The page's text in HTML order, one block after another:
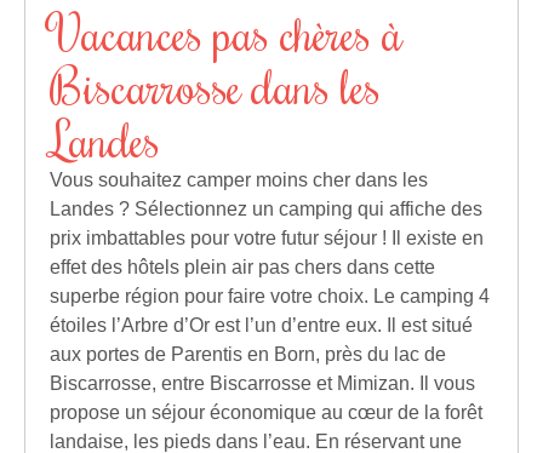
Vacances pas chères à
Biscarrosse dans les
Landes
Vous souhaitez camper moins cher dans les
Landes ? Sélectionnez un camping qui affiche des
prix imbattables pour votre futur séjour ! Il existe en
effet des hôtels plein air pas chers dans cette
superbe région pour faire votre choix. Le camping 4
étoiles l’Arbre d’Or est l’un d’entre eux. Il est situé
aux portes de Parentis en Born, près du lac de
Biscarrosse, entre Biscarrosse et Mimizan. Il vous
propose un séjour économique au cœur de la forêt
landaise, les pieds dans l’eau. En réservant une